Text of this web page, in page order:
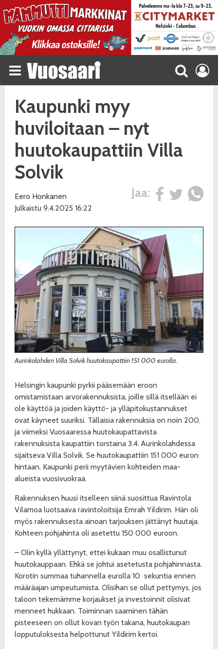
Kaupunki myy
huviloitaan – nyt
huutokaupattiin Villa
Solvik
Jaa:
Eero Honkanen
Julkaistu 9.4.2025 16:22
Aurinkolahden Villa Solvik huutokaupattiin 151 000 eurolla.
Helsingin kaupunki pyrkii pääsemään eroon
omistamistaan arvorakennuksista, joille sillä itsellään ei
ole käyttöä ja joiden käyttö- ja ylläpitokustannukset
ovat käyneet suuriksi. Tällaisia rakennuksia on noin 200,
ja viimeksi Vuosaaressa huutokaupattavista
rakennuksista kaupattiin torstaina 3.4. Aurinkolahdessa
sijaitseva Villa Solvik. Se huutokaupattiin 151 000 euron
hintaan. Kaupunki perii myytävien kohteiden maa-
alueista vuosivuokraa.
Rakennuksen huusi itselleen siinä suosittua Ravintola
Vilamoa luotsaava ravintoloitsija Emrah Yildirim. Hän oli
myös rakennuksesta ainoan tarjouksen jättänyt huutaja.
Kohteen pohjahinta oli asetettu 150 000 euroon.
– Olin kyllä yllättynyt, ettei kukaan muu osallistunut
huutokauppaan. Ehkä se johtui asetetusta pohjahinnasta.
Korotin summaa tuhannella eurolla 10 sekuntia ennen
määräajan umpeutumista. Olisihan se ollut pettymys, jos
taloon tekemämme korjaukset ja investoinnit olisivat
menneet hukkaan. Toiminnan saaminen tähän
pisteeseen on ollut kovan työn takana, huutokaupan
lopputuloksesta helpottunut Yildirim kertoi.